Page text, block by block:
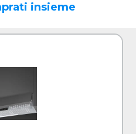
insieme